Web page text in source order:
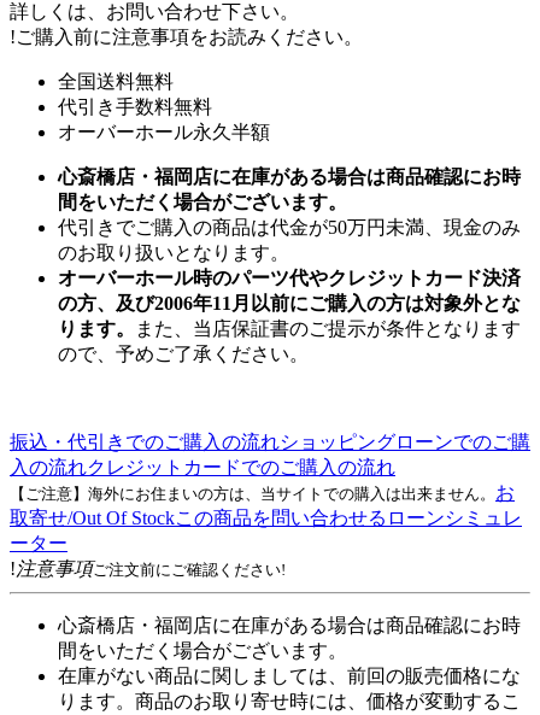
詳しくは、お問い合わせ下さい。
!ご購入前に注意事項をお読みください。
全国送料無料
代引き手数料無料
オーバーホール永久半額
心斎橋店・福岡店に在庫がある場合は商品確認にお時
間をいただく場合がございます。
代引きでご購入の商品は代金が50万円未満、現金のみ
のお取り扱いとなります。
オーバーホール時のパーツ代やクレジットカード決済
の方、及び2006年11月以前にご購入の方は対象外とな
ります。
また、当店保証書のご提示が条件となります
ので、予めご了承ください。
振込・代引きでのご購入の流れショッピングローンでのご購
入の流れクレジットカードでのご購入の流れ
【ご注意】海外にお住まいの方は、当サイトでの購入は出来ません。 お
取寄せ/Out Of Stockこの商品を問い合わせる ローンシミュレ
ーター
!注意事項ご注文前にご確認ください!
心斎橋店・福岡店に在庫がある場合は商品確認にお時
間をいただく場合がございます。
在庫がない商品に関しましては、前回の販売価格にな
ります。商品のお取り寄せ時には、価格が変動するこ